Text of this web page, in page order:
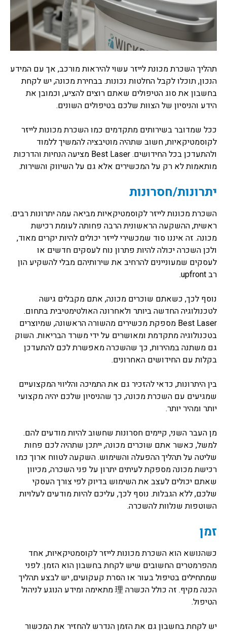
תהליך השכרת מכונת לייזר עשוי להיראות מורכב, אך עם המידע
הנכון, תוכלו לקבל החלטות נכונות. בבחירת מכונה, יש לקחת
בחשבון את סוג הטיפולים שאתם רוצים להציע, וכמובן את
הידע והניסיון של הצוות שלכם בטיפולים השונים.
ככל שמדובר בשירותים מתקדמים כמו השכרת מכונות לייזר
לקוסמטיקאיות, חשוב שתהיה מוטיבציה להמשיך ללמוד
ולהתעדכן בכל החידושים. Best Laser מציעה הנחיות והדרכות
מותאמות לא רק על המכשירים אלא גם על השיווק והשירות.
יתרונות/חסרונות
השכרת מכונות לייזר לקוסמטיקאיות מביאה עמה יתרונות רבים.
ראשית, ההשקעה הראשונית הרבה פחותה לעומת רכישת
מכונה. זה איננו סוד שמכשירי לייזר יכולים להיות יקרים מאוד,
ולכן השכרה יכולה להיות פתרון נוח לעסקים חדשים או
לעסקים שמעוניינים להרחיב את שירותיהם מבלי להשקיע הון
רב upfront.
נוסף לכך, כשאתם שוכרים מכונה, אתם מקבלים גישה
לטכנולוגיה החדשה ביותר ולאחרונה האולטימטיבית בתחום.
Best Laser מספקת מכשירים מהשורה הראשונה, שמיוצרים
בטכנולוגיה מתקדמת ומאושרים על ידי משרד הבריאות. השוק
גם משתנה במהירות, כך שהשכרה מאפשרת לכם להתעדכן
בקלות עם החידושים האחרונים.
בין היתרונות, כדאי להזכיר גם את התמיכה והליווי המקצועיים
שמגיעים עם השכרת מכונה, כך שהניסיון שלכם יהיה מקצועי
יותר ומהיר יותר.
מן העבר השני, קיימים חסרונות שחשוב להיות מודעים להם.
למשל, כאשר אתם שוכרים מכונה, ייתכן שתהיה לכם פחות
שליטה על תהליך ההפעלה והשימוש. השקעה לטווח ארוך כמו
רכישת מכונה מספקת לעיתים יתרון על פני השכרה, מכיוון
שאתם יכולים לעצב את השימוש בדיוק לפי צורך העסקי
שלכם, ללא הגבלות. נוסף לכך, עליכם להיות מודעים לעלויות
השוטפות שנלוות להשכרה.
זמן
כשהנושא הוא השכרת מכונות לייזר לקוסמטיקאיות, אחד
מהפרמטרים החשובים שיש לקחת בחשבון הוא הזמן. לפני
שמתחילים בטיפול בעור או הסרת קעקועים, יש לבצע תהליך
הכנה מקיף. זה כולל הכשרה 理 מתאימה ומידע הנוגע לניהול
הטיפול.
יש לקחת בחשבון גם את הזמן הנדרש להחזיר את המכשור